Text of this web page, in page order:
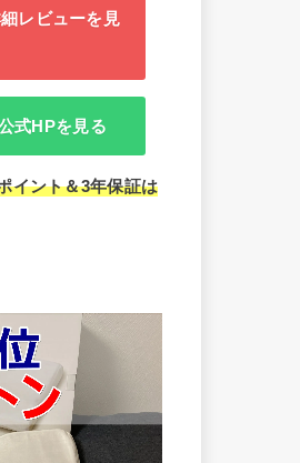
レビューを見
式HPを見る
イント＆3年保証は